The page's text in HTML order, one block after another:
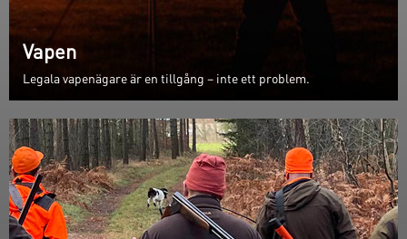
Vapen
Legala vapenägare är en tillgång – inte ett problem.